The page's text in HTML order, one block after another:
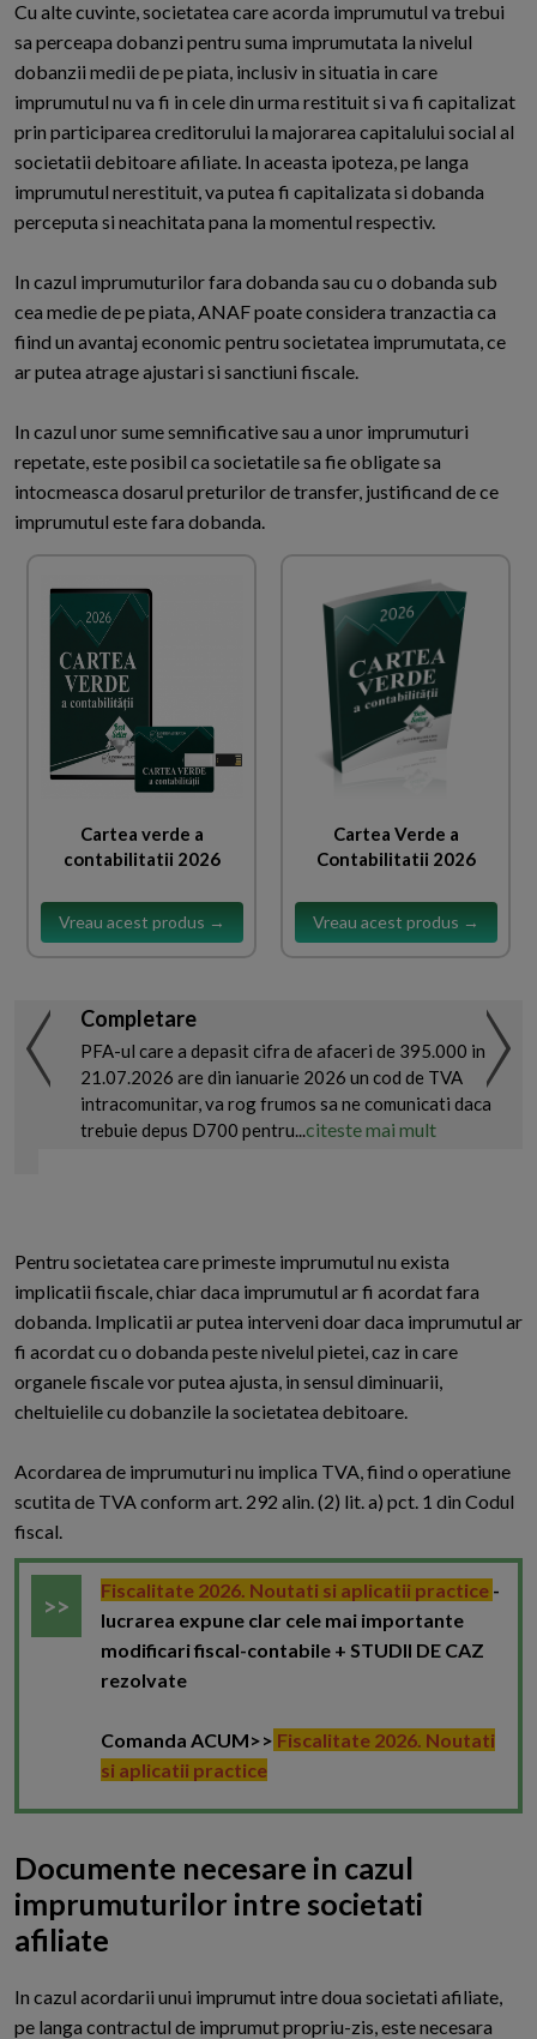
Cu alte cuvinte, societatea care acorda imprumutul va trebui
sa perceapa dobanzi pentru suma imprumutata la nivelul
dobanzii medii de pe piata, inclusiv in situatia in care
imprumutul nu va fi in cele din urma restituit si va fi capitalizat
prin participarea creditorului la majorarea capitalului social al
societatii debitoare afiliate. In aceasta ipoteza, pe langa
imprumutul nerestituit, va putea fi capitalizata si dobanda
perceputa si neachitata pana la momentul respectiv.
In cazul imprumuturilor fara dobanda sau cu o dobanda sub
cea medie de pe piata, ANAF poate considera tranzactia ca
fiind un avantaj economic pentru societatea imprumutata, ce
ar putea atrage ajustari si sanctiuni fiscale.
In cazul unor sume semnificative sau a unor imprumuturi
repetate, este posibil ca societatile sa fie obligate sa
intocmeasca dosarul preturilor de transfer, justificand de ce
imprumutul este fara dobanda.
Cartea verde a
contabilitatii 2026
Vreau acest produs →
Cartea Verde a
Contabilitatii 2026
Vreau acest produs →
Completare
PFA-ul care a depasit cifra de afaceri de 395.000 in
21.07.2026 are din ianuarie 2026 un cod de TVA
intracomunitar, va rog frumos sa ne comunicati daca
trebuie depus D700 pentru...citeste mai mult
Pentru societatea care primeste imprumutul nu exista
implicatii fiscale, chiar daca imprumutul ar fi acordat fara
dobanda. Implicatii ar putea interveni doar daca imprumutul ar
fi acordat cu o dobanda peste nivelul pietei, caz in care
organele fiscale vor putea ajusta, in sensul diminuarii,
cheltuielile cu dobanzile la societatea debitoare.
Acordarea de imprumuturi nu implica TVA, fiind o operatiune
scutita de TVA conform art. 292 alin. (2) lit. a) pct. 1 din Codul
fiscal.
Fiscalitate 2026. Noutati si aplicatii practice -
lucrarea expune clar cele mai importante
modificari fiscal-contabile + STUDII DE CAZ
rezolvate
Comanda ACUM>> Fiscalitate 2026. Noutati
si aplicatii practice
Documente necesare in cazul
imprumuturilor intre societati
afiliate
In cazul acordarii unui imprumut intre doua societati afiliate,
pe langa contractul de imprumut propriu-zis, este necesara